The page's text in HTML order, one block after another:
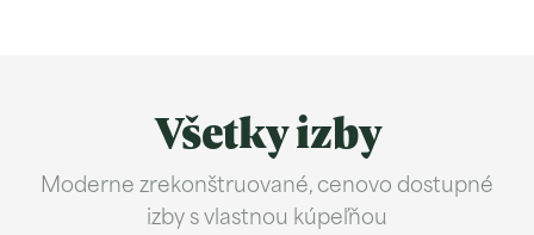
Všetky izby
Moderne zrekonštruované, cenovo dostupné
izby s vlastnou kúpeľňou
Dvojlôžková izba (Solisko)